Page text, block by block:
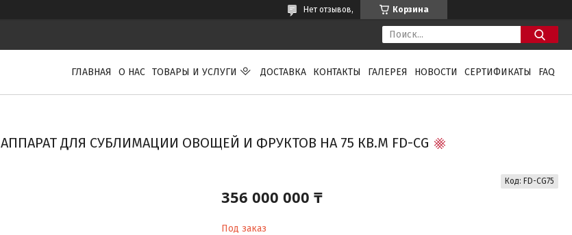
Корзина
Нет отзывов,
ГЛАВНАЯ О НАС ТОВАРЫ И УСЛУГИ ДОСТАВКА КОНТАКТЫ ГАЛЕРЕЯ НОВОСТИ СЕРТИФИКАТЫ FAQ
АППАРАТ ДЛЯ СУБЛИМАЦИИ ОВОЩЕЙ И ФРУКТОВ НА 75 КВ.М FD-CG
356 000 000 ₸
Под заказ
Код: FD-CG75